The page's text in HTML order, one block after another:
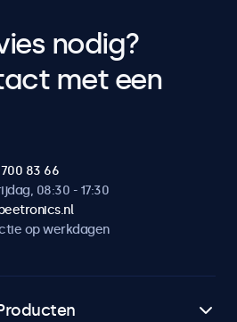
nodig?
met een
83 66
08:30 - 17:30
op werkdagen